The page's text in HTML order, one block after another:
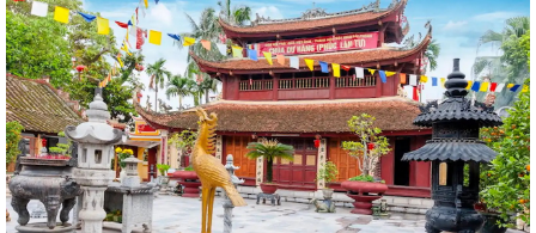
THÔNG BÁO Lịch tiếp công dân định kỳ của Chủ tịch Ủy ban nhân dân
xã Quý III, IV năm 2026
Bộ Chính trị tổ chức hội nghị toàn quốc sơ kết 1 năm vận hành mô hình
tổ chức tổng thể của hệ...
Luật sửa đổi bổ sung một số điều của Luật Tiếp công dân, luật khiếu
nại, luật tố cáo